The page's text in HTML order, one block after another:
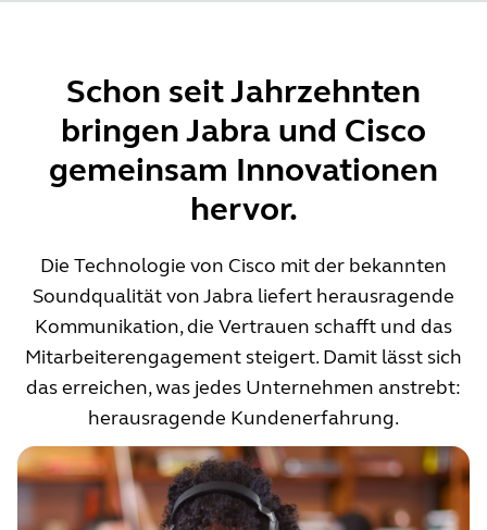
Schon seit Jahrzehnten
bringen Jabra und Cisco
gemeinsam Innovationen
hervor.
Die Technologie von Cisco mit der bekannten
Soundqualität von Jabra liefert herausragende
Kommunikation, die Vertrauen schafft und das
Mitarbeiterengagement steigert. Damit lässt sich
das erreichen, was jedes Unternehmen anstrebt:
herausragende Kundenerfahrung.